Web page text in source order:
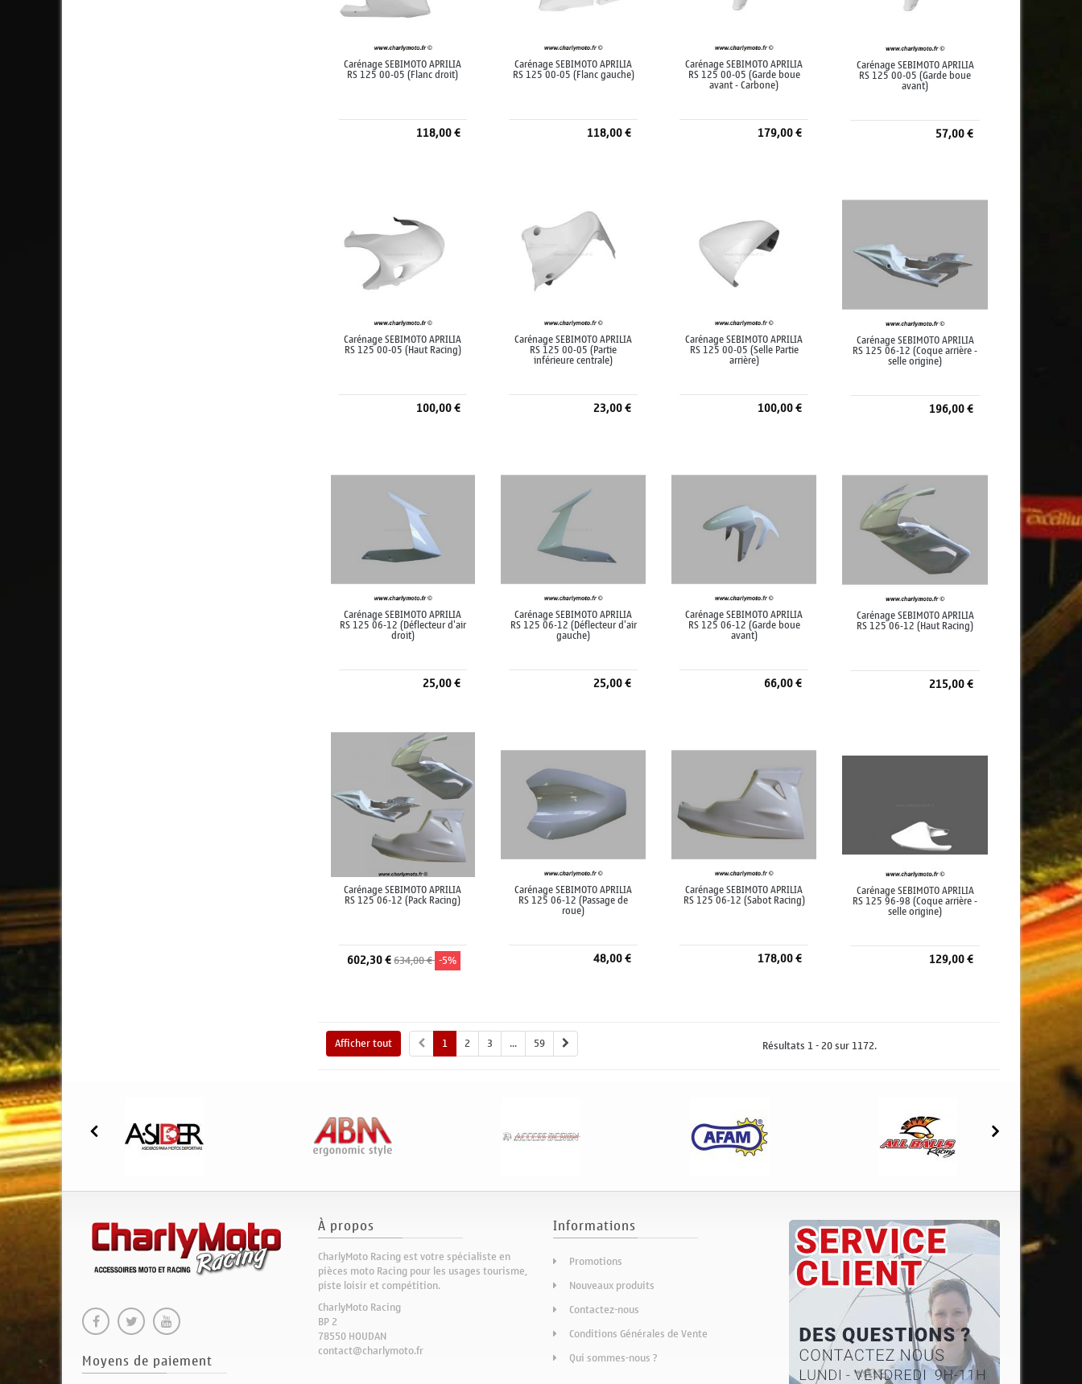
Carénage SEBIMOTO APRILIA
RS 125 00-05 (Flanc droit)
118,00 €
Carénage SEBIMOTO APRILIA
RS 125 00-05 (Flanc gauche)
118,00 €
Carénage SEBIMOTO APRILIA
RS 125 00-05 (Garde boue
avant - Carbone)
179,00 €
Carénage SEBIMOTO APRILIA
RS 125 00-05 (Garde boue
avant)
57,00 €
Carénage SEBIMOTO APRILIA
RS 125 00-05 (Haut Racing)
100,00 €
Carénage SEBIMOTO APRILIA
RS 125 00-05 (Partie
inférieure centrale)
23,00 €
Carénage SEBIMOTO APRILIA
RS 125 00-05 (Selle Partie
arrière)
100,00 €
Carénage SEBIMOTO APRILIA
RS 125 06-12 (Coque arrière -
selle origine)
196,00 €
Carénage SEBIMOTO APRILIA
RS 125 06-12 (Déflecteur d'air
droit)
25,00 €
Carénage SEBIMOTO APRILIA
RS 125 06-12 (Déflecteur d'air
gauche)
25,00 €
Carénage SEBIMOTO APRILIA
RS 125 06-12 (Garde boue
avant)
66,00 €
Carénage SEBIMOTO APRILIA
RS 125 06-12 (Haut Racing)
215,00 €
Carénage SEBIMOTO APRILIA
RS 125 06-12 (Pack Racing)
602,30 €634,00 € -5%
Carénage SEBIMOTO APRILIA
RS 125 06-12 (Passage de
roue)
48,00 €
Carénage SEBIMOTO APRILIA
RS 125 06-12 (Sabot Racing)
178,00 €
Carénage SEBIMOTO APRILIA
RS 125 96-98 (Coque arrière -
selle origine)
129,00 €
Afficher tout 1 2 3 ... 59 Résultats 1 - 20 sur 1172.
Moyens de paiement
À propos
CharlyMoto Racing est votre spécialiste en
pièces moto Racing pour les usages tourisme,
piste loisir et compétition.
CharlyMoto Racing
BP 2
78550 HOUDAN
contact@charlymoto.fr
Informations
Promotions
Nouveaux produits
Contactez-nous
Conditions Générales de Vente
Qui sommes-nous ?